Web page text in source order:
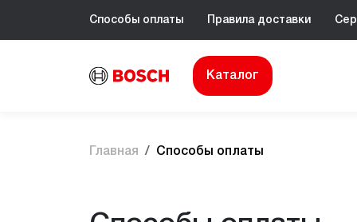
Способы оплаты Правила доставки
Каталог
Главная Способы оплаты